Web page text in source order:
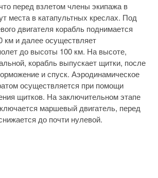
перед взлетом члены экипажа в
места в катапультных креслах. Под
двигателя корабль поднимается
км и далее осуществляет
до высоты 100 км. На высоте,
корабль выпускает щитки, после
и спуск. Аэродинамическое
осуществляется при помощи
щитков. На заключительном этапе
маршевый двигатель, перед
до почти нулевой.